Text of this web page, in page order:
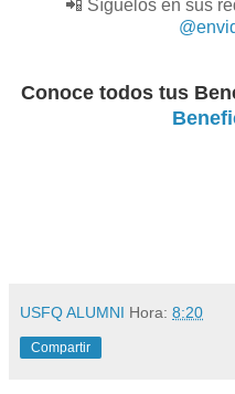
📲 Síguelos en sus
Conoce todos tus
USFQ ALUMNI Hora: 8:20
Compartir